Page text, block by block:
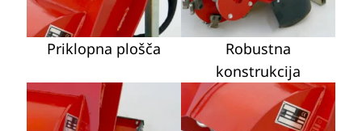
Priklopna plošča
Robustna
konstrukcija